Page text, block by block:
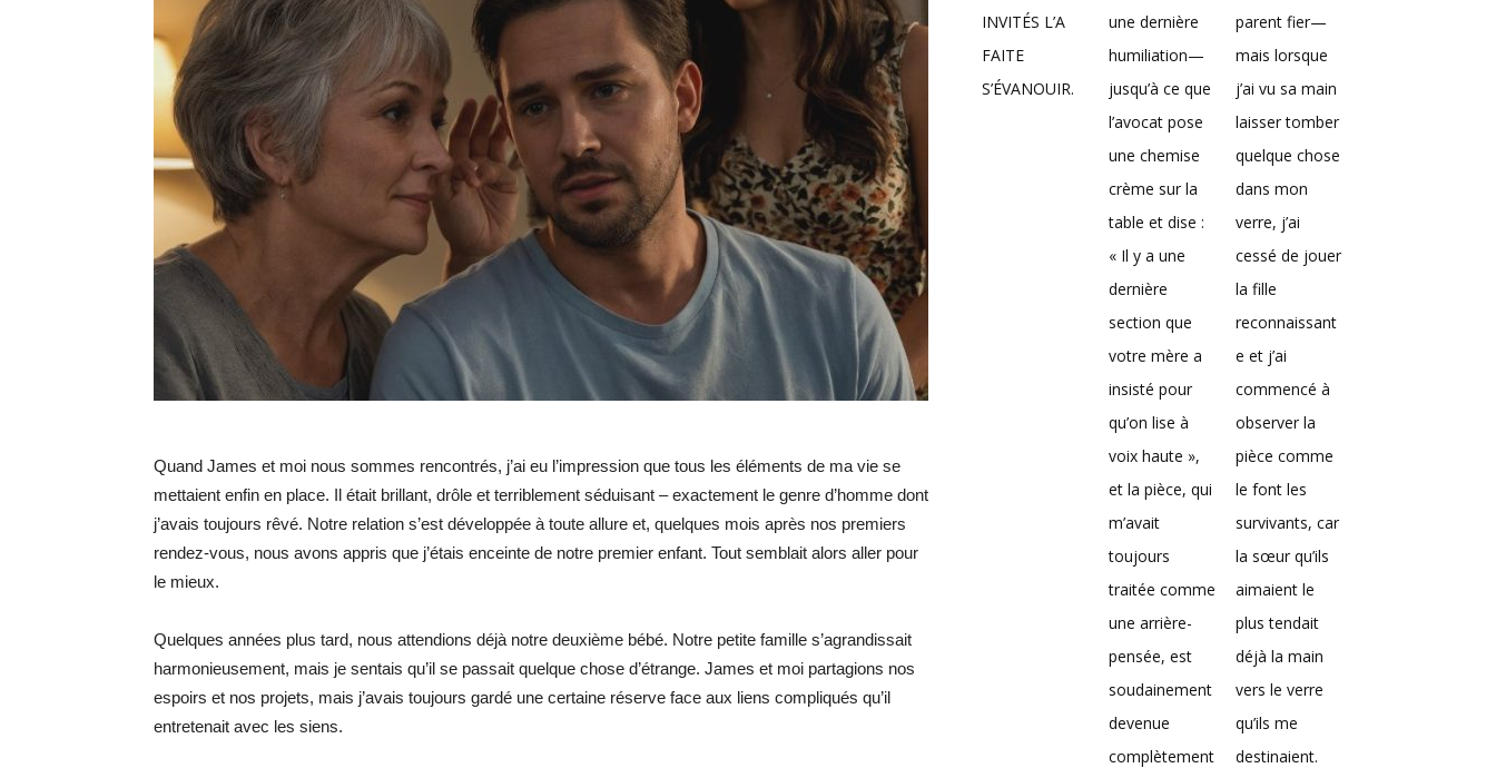
Quand James et moi nous sommes rencontrés, j’ai eu l’impression que tous les éléments de ma vie se
mettaient enfin en place. Il était brillant, drôle et terriblement séduisant – exactement le genre d’homme dont
j’avais toujours rêvé. Notre relation s’est développée à toute allure et, quelques mois après nos premiers
rendez-vous, nous avons appris que j’étais enceinte de notre premier enfant. Tout semblait alors aller pour
le mieux.
Quelques années plus tard, nous attendions déjà notre deuxième bébé. Notre petite famille s’agrandissait
harmonieusement, mais je sentais qu’il se passait quelque chose d’étrange. James et moi partagions nos
espoirs et nos projets, mais j’avais toujours gardé une certaine réserve face aux liens compliqués qu’il
entretenait avec les siens.
INVITÉS L’A
FAITE
S’ÉVANOUIR.
une dernière
humiliation—
jusqu’à ce que
l’avocat pose
une chemise
crème sur la
table et dise :
« Il y a une
dernière
section que
votre mère a
insisté pour
qu’on lise à
voix haute »,
et la pièce, qui
m’avait
toujours
traitée comme
une arrière-
pensée, est
soudainement
devenue
complètement
parent fier—
mais lorsque
j’ai vu sa main
laisser tomber
quelque chose
dans mon
verre, j’ai
cessé de jouer
la fille
reconnaissant
e et j’ai
commencé à
observer la
pièce comme
le font les
survivants, car
la sœur qu’ils
aimaient le
plus tendait
déjà la main
vers le verre
qu’ils me
destinaient.